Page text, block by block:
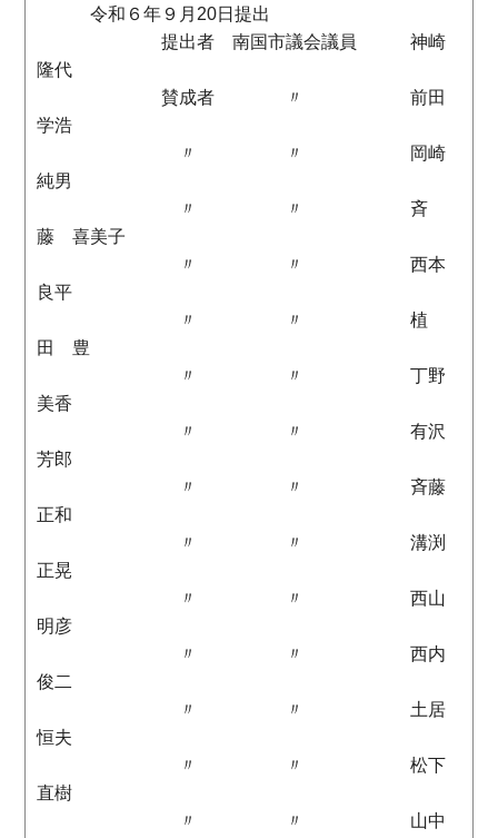
令和６年９月20日提出
提出者 南国市議会議員 神崎
隆代
賛成者 〃 前田
学浩
〃 〃 岡崎
純男
〃 〃 斉
藤 喜美子
〃 〃 西本
良平
〃 〃 植
田 豊
〃 〃 丁野
美香
〃 〃 有沢
芳郎
〃 〃 斉藤
正和
〃 〃 溝渕
正晃
〃 〃 西山
明彦
〃 〃 西内
俊二
〃 〃 土居
恒夫
〃 〃 松下
直樹
〃 〃 山中